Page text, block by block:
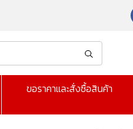
ขอราคาและสั่งซื้อสินค้า